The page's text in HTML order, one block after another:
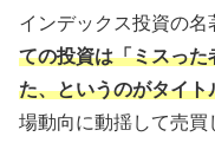
インデックス投資の名
ての投資は「ミスっ
た、というのがタイト
場動向に動揺して売